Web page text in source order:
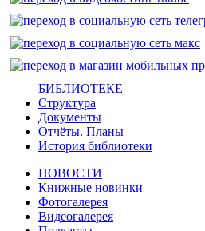
БИБЛИОТЕКЕ
Структура
Документы
Отчёты. Планы
История библиотеки
НОВОСТИ
Книжные новинки
Фотогалерея
Видеогалерея